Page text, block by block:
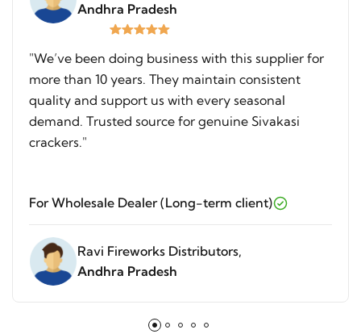
Andhra Pradesh
"We’ve been doing business with this supplier for
more than 10 years. They maintain consistent
quality and support us with every seasonal
demand. Trusted source for genuine Sivakasi
crackers."
For Wholesale Dealer (Long-term client)
Ravi Fireworks Distributors,
Andhra Pradesh